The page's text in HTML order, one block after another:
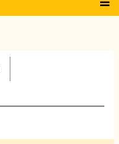
ativa)